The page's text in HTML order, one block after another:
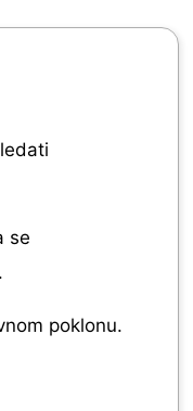
se
poklonu.